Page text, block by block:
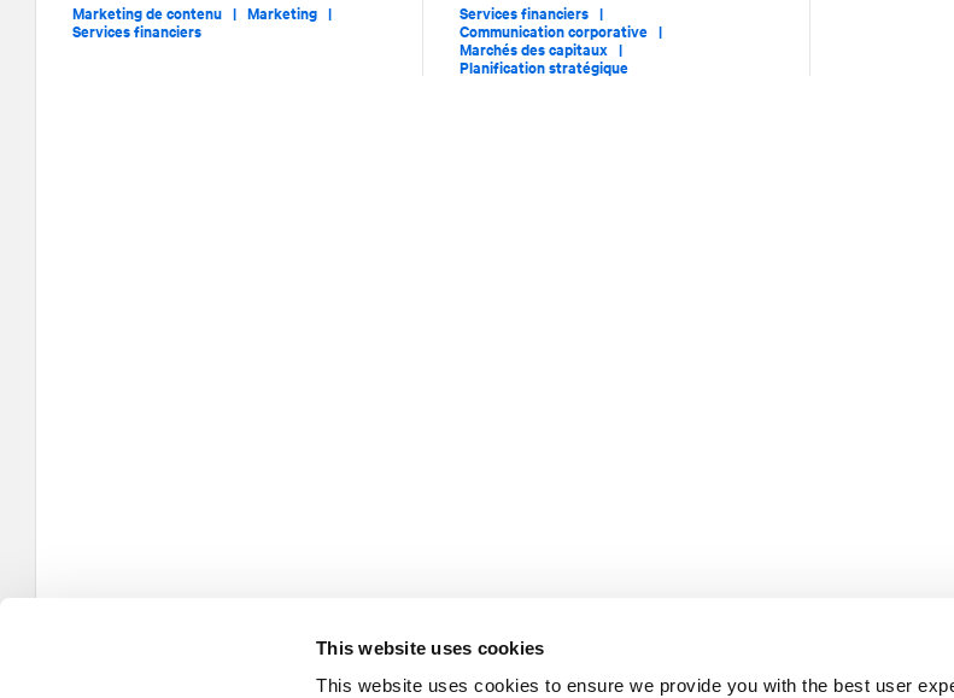
This website uses cookies
This website uses cookies to ensure we provide you with the best user
Marketing de contenu | Marketing |
Services financiers
Services financiers |
Communication corporative |
Marchés des capitaux |
Planification stratégique